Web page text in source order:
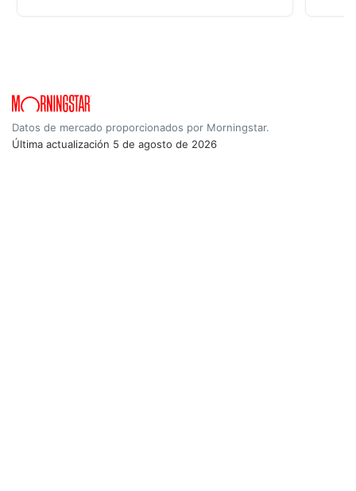
Datos de mercado proporcionados por Morningstar.
Última actualización 5 de agosto de 2026